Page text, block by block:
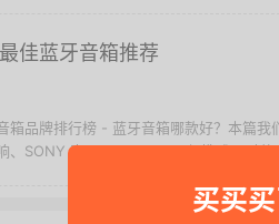
买买
佳蓝牙音箱推荐
箱品牌排行榜 - 蓝牙音箱哪款好？本篇
、SONY 索尼 SRS-XG300 便携式派对